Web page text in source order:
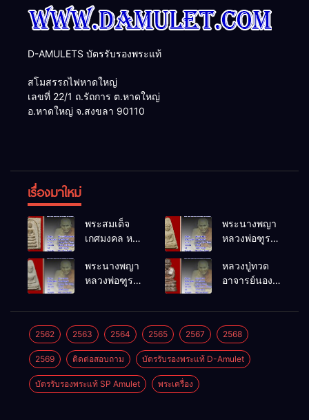
D-AMULETS บัตรรับรองพระแท้
สโมสรรถไฟหาดใหญ่
เลขที่ 22/1 ถ.รัถการ ต.หาดใหญ่
อ.หาดใหญ่ จ.สงขลา 90110
เรื่องมาใหม่
พระสมเด็จ
เกศมงคล หล
โพธิ์นิมิตร
พ.ศ.2512
พระนางพญา
หลวงพ่อฑูรย์
พ.ศ.2512
พระนางพญา
หลวงพ่อฑูรย์
พ.ศ.2512
หลวงปู่ทวด
อาจารย์นอง
พ.ศ.2541
2562 2563 2564 2565 2567 2568
2569 ติดต่อสอบถาม บัตรรับรองพระแท้ D-Amulet
บัตรรับรองพระแท้ SP Amulet พระเครื่อง